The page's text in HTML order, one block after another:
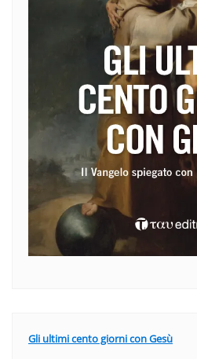
Gli ultimi cento giorni con Gesù